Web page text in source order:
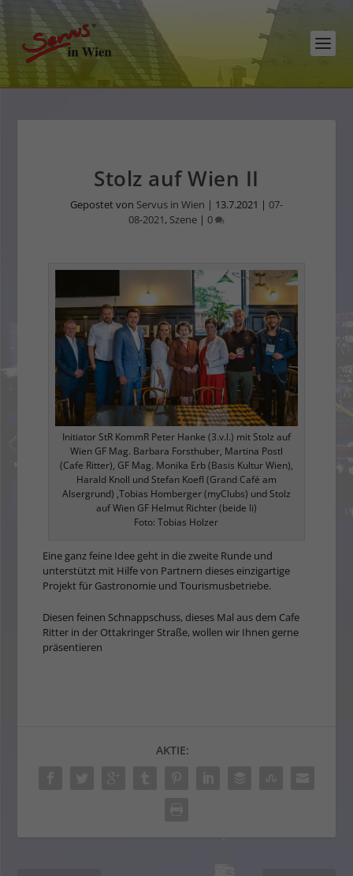
Stolz auf Wien II
Gepostet von Servus in Wien | 13.7.2021 | 07-
08-2021, Szene | 0
Initiator StR KommR Peter Hanke (3.v.l.) mit Stolz auf
Wien GF Mag. Barbara Forsthuber, Martina Postl
(Cafe Ritter), GF Mag. Monika Erb (Basis Kultur Wien),
Harald Knoll und Stefan Koefl (Grand Café am
Alsergrund) ,Tobias Homberger (myClubs) und Stolz
auf Wien GF Helmut Richter (beide li)
Foto: Tobias Holzer
Eine ganz feine Idee geht in die zweite Runde und
unterstützt mit Hilfe von Partnern dieses einzigartige
Projekt für Gastronomie und Tourismusbetriebe.
Diesen feinen Schnappschuss, dieses Mal aus dem Cafe
Ritter in der Ottakringer Straße, wollen wir Ihnen gerne
präsentieren
AKTIE: